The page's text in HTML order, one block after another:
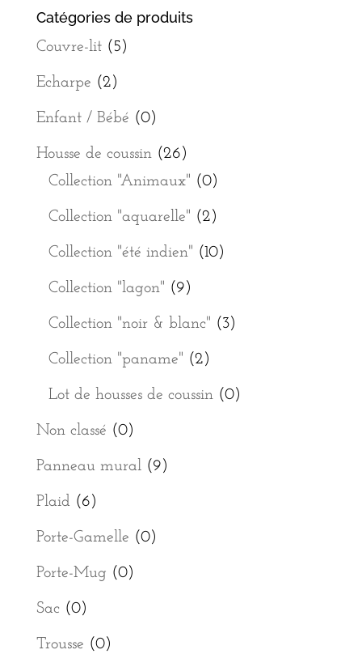
Catégories de produits
Couvre-lit (5)
Echarpe (2)
Enfant / Bébé (0)
Housse de coussin (26)
Collection "Animaux" (0)
Collection "aquarelle" (2)
Collection "été indien" (10)
Collection "lagon" (9)
Collection "noir & blanc" (3)
Collection "paname" (2)
Lot de housses de coussin (0)
Non classé (0)
Panneau mural (9)
Plaid (6)
Porte-Gamelle (0)
Porte-Mug (0)
Sac (0)
Trousse (0)